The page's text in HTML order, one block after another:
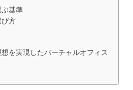
ぶ基準
び方
を実現したバーチャルオフィス